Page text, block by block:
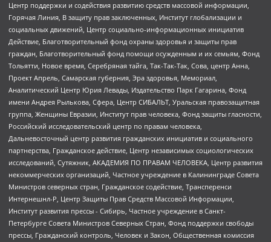
Центр поддержки и содействия развитию средств массовой информации,
Горячая Линия, В защиту прав заключенных, Институт глобализации и
социальных движений, Центр социально-информационных инициатив
Действие, Благотворительный фонд охраны здоровья и защиты прав
граждан, Благотворительный фонд помощи осужденным и их семьям, Фонд
Тольятти, Новое время, Серебряная тайга, Так-Так-Так, Сова, центр Анна,
Проект Апрель, Самарская губерния, Эра здоровья, Мемориал,
Аналитический Центр Юрия Левады, Издательство Парк Гагарина, Фонд
имени Андрея Рылькова, Сфера, Центр СИБАЛЬТ, Уральская правозащитная
группа, Женщины Евразии, Институт прав человека, Фонд защиты гласности,
Российский исследовательский центр по правам человека,
Дальневосточный центр развития гражданских инициатив и социального
партнерства, Гражданское действие, Центр независимых социологических
исследований, Сутяжник, АКАДЕМИЯ ПО ПРАВАМ ЧЕЛОВЕКА, Центр развития
некоммерческих организаций, Частное учреждение в Калининграде Совета
Министров северных стран, Гражданское содействие, Трансперенси
Интернешнл-Р, Центр Защиты Прав Средств Массовой Информации,
Институт развития прессы - Сибирь, Частное учреждение в Санкт-
Петербурге Совета Министров Северных Стран, Фонд поддержки свободы
прессы, Гражданский контроль, Человек и Закон, Общественная комиссия